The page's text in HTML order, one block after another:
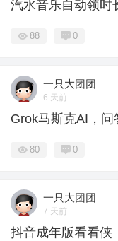
汽水音乐自动领时
88 0
一只大团团
6 天前
Grok马斯克AI，
80 0
一只大团团
7 天前
抖音成年版看看侠